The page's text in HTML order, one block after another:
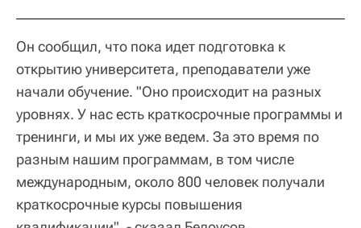
Он сообщил, что пока идет подготовка к
открытию университета, преподаватели уже
начали обучение. "Оно происходит на разных
уровнях. У нас есть краткосрочные программы и
тренинги, и мы их уже ведем. За это время по
разным нашим программам, в том числе
международным, около 800 человек получали
краткосрочные курсы повышения